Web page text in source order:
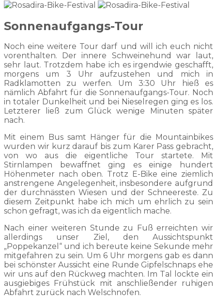
Sonnenaufgangs-Tour
Noch eine weitere Tour darf und will ich euch nicht
vorenthalten. Der innere Schweinehund war laut,
sehr laut. Trotzdem habe ich es irgendwie geschafft,
morgens um 3 Uhr aufzustehen und mich in
Radklamotten zu werfen. Um 3:30 Uhr hieß es
nämlich Abfahrt für die Sonnenaufgangs-Tour. Noch
in totaler Dunkelheit und bei Nieselregen ging es los.
Letzterer ließ zum Glück wenige Minuten später
nach.
Mit einem Bus samt Hänger für die Mountainbikes
wurden wir kurz darauf bis zum Karer Pass gebracht,
von wo aus die eigentliche Tour startete. Mit
Stirnlampen bewaffnet ging es einige hundert
Höhenmeter nach oben. Trotz E-Bike eine ziemlich
anstrengene Angelegenheit, insbesondere aufgrund
der durchnässten Wiesen und der Schneereste. Zu
diesem Zeitpunkt habe ich mich um ehrlich zu sein
schon gefragt, was ich da eigentlich mache.
Nach einer weiteren Stunde zu Fuß erreichten wir
allerdings unser Ziel, den Aussichtspunkt
„Poppekanzel“ und ich bereute keine Sekunde mehr
mitgefahren zu sein. Um 6 Uhr morgens gab es dann
bei schönster Aussicht eine Runde Gipfelschnaps ehe
wir uns auf den Rückweg machten. Im Tal lockte ein
ausgiebiges Frühstück mit anschließender ruhigen
Abfahrt zurück nach Welschnofen.